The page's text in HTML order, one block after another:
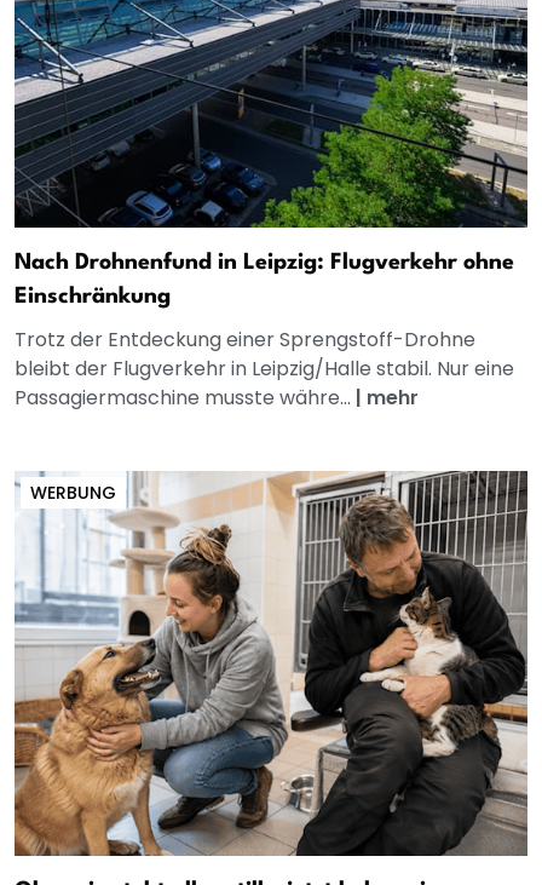
Nach Drohnenfund in Leipzig: Flugverkehr ohne
Einschränkung
Trotz der Entdeckung einer Sprengstoff-Drohne
bleibt der Flugverkehr in Leipzig/Halle stabil. Nur eine
Passagiermaschine musste währe... | mehr
WERBUNG